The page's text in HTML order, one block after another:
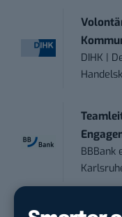
DIHK |
BBBank